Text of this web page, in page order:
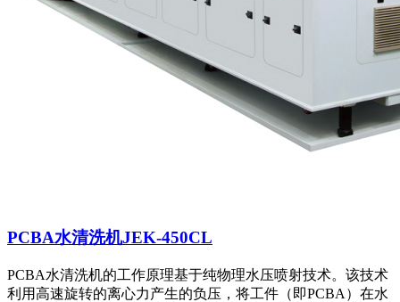
PCBA水清洗机JEK-450CL
PCBA水清洗机的工作原理基于纯物理水压喷射技术。该技术
利用高速旋转的离心力产生的负压，将工件（即PCBA）在水